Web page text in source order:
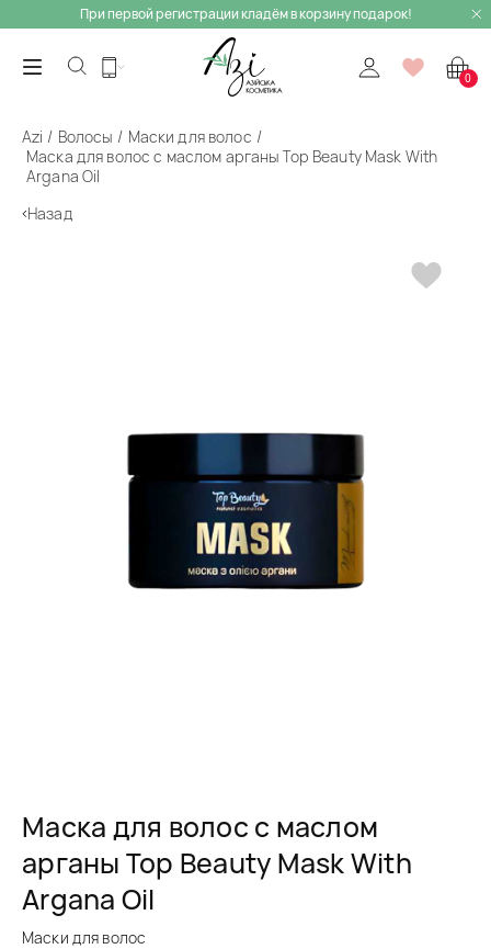
При первой регистрации кладём в корзину подарок!
0
Azi Волосы
Маски для волос
Маска для волос с маслом арганы Top Beauty Mask With
Argana Oil
Назад
Маска для волос с маслом
арганы Top Beauty Mask With
Argana Oil
Маски для волос